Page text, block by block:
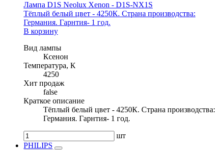
Лампа D1S Neolux Xenon - D1S-NX1S
Тёплый белый цвет - 4250К. Страна производства:
Германия. Гарнтия- 1 год.
В корзину
Вид лампы
Ксенон
Температура, К
4250
Хит продаж
false
Краткое описание
Тёплый белый цвет - 4250К. Страна производства:
Германия. Гарнтия- 1 год.
шт
PHILIPS